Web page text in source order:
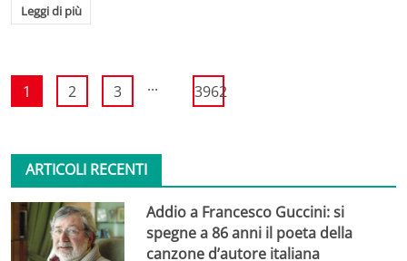
Leggi di più
1 2 3 ... 3962
ARTICOLI RECENTI
Addio a Francesco Guccini: si
spegne a 86 anni il poeta della
canzone d’autore italiana